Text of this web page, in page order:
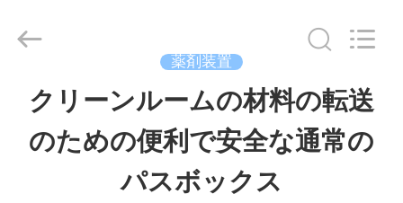
supplier.
Copyright
Cleanroom
Construction
薬剤装置
クリーンルームの材料の転送
のための便利で安全な通常の
パスボックス